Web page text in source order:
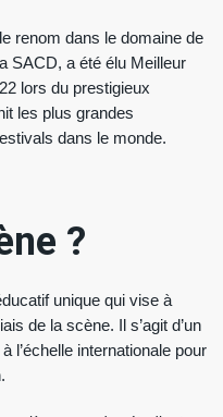
renom dans le domaine de
SACD, a été élu Meilleur
lors du prestigieux
les plus grandes
dans le monde.
?
unique qui vise à
de la scène. Il s’agit d’un
l’échelle internationale pour